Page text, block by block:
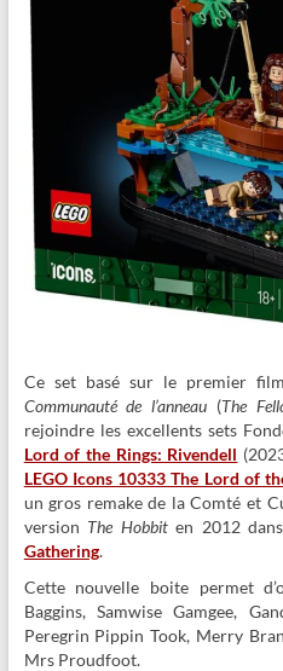
Ce set basé sur le premier
Communauté de l’anneau (The
rejoindre les excellents sets
Lord of the Rings: Rivendell
LEGO Icons 10333 The Lord of
un gros remake de la Comté et
version The Hobbiten 2012
Gathering.
Cette nouvelle boite permet
Baggins, Samwise Gamgee,
Peregrin Pippin Took, Merry
Mrs Proudfoot.